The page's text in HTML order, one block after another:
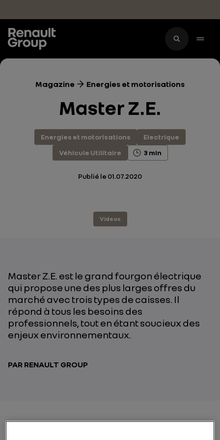
Magazine Energies et motorisations
Master Z.E.
Energies et motorisations
Electrique
Véhicule Utilitaire
3 min
Publié le 01.07.2020
Videos
Master Z.E. est le grand fourgon électrique
qui propose une des plus larges offres du
marché avec trois types de caisses. Il
répond à tous les besoins des
professionnels, tout en étant soucieux des
enjeux environnementaux.
PAR RENAULT GROUP